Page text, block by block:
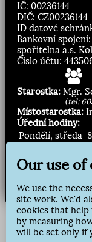
IČ: 00236144
DIČ: CZ00236144
ID datové
Bankovní spojení:
spořitelna a.s.
Číslo účtu:
Starostka: Mgr.
(tel:
Místostarostka:
Úřední hodiny:
Pondělí, středa
Přihlásit
Our use of
We use the
site work. We'd
cookies that help
by measuring
will be set only if